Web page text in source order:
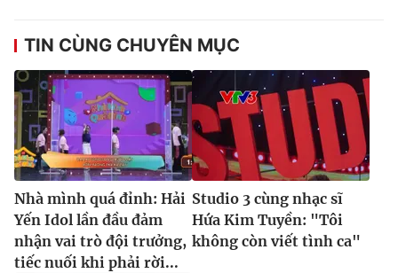
TIN CÙNG CHUYÊN MỤC
Nhà mình quá đỉnh: Hải
Yến Idol lần đầu đảm
nhận vai trò đội trưởng,
tiếc nuối khi phải rời...
Studio 3 cùng nhạc sĩ
Hứa Kim Tuyền: "Tôi
không còn viết tình ca"